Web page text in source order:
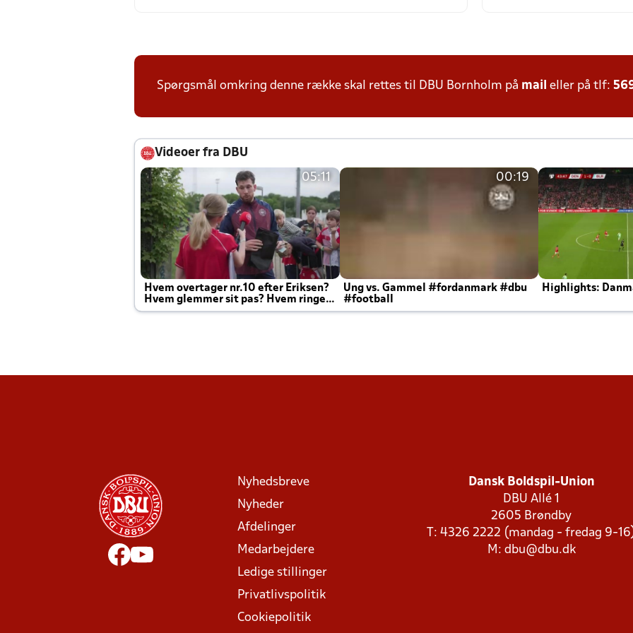
Spørgsmål omkring denne række skal rettes til DBU Bornholm på mail eller på tlf:
Videoer fra DBU
05:11
Hvem overtager nr.10 efter Eriksen?
Hvem glemmer sit pas? Hvem ringer
Joachim altid til efter kampe?
00:19
Ung vs. Gammel #fordanmark #dbu
#football
Highlights:
Nyhedsbreve
Nyheder
Afdelinger
Medarbejdere
Ledige stillinger
Privatlivspolitik
Cookiepolitik
Dansk Boldspil-Union
DBU Allé 1
2605 Brøndby
T: 4326 2222 (mandag - fredag 9-
M: dbu@dbu.dk